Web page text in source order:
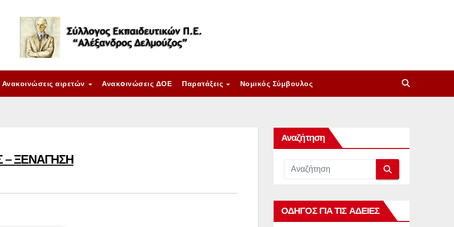
Ανακοινώσεις αιρετών Ανακoινώσεις ΔΟΕ Παρατάξεις Νομικός Σύμβουλος
– ΞΕΝΑΓΗΣΗ
Αναζήτηση
ΟΔΗΓΟΣ ΓΙΑ ΤΙΣ ΑΔΕΙΕΣ